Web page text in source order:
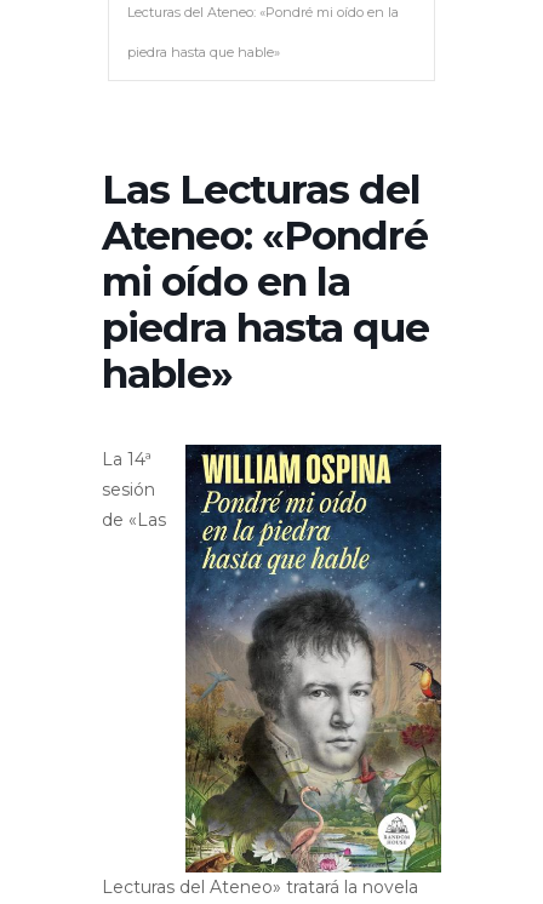
Lecturas del Ateneo: «Pondré mi oído en la
piedra hasta que hable»
Las Lecturas del
Ateneo: «Pondré
mi oído en la
piedra hasta que
hable»
La 14ª
sesión
de «Las
Lecturas del Ateneo» tratará la novela